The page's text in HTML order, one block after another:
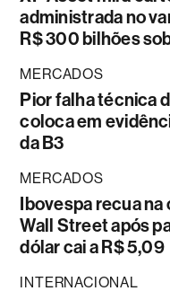
administrada no
R$ 300 bilhões
MERCADOS
Pior falha técnica
coloca em
da B3
MERCADOS
Ibovespa recua
Wall Street após
dólar cai a R$ 5,09
INTERNACIONAL